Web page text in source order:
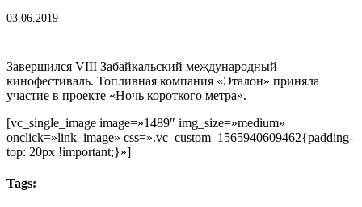
03.06.2019
Завершился VIII Забайкальский международный
кинофестиваль. Топливная компания «Эталон» приняла
участие в проекте «Ночь короткого метра».
[vc_single_image image=»1489″ img_size=»medium»
onclick=»link_image» css=».vc_custom_1565940609462{padding-
top: 20px !important;}»]
Tags: